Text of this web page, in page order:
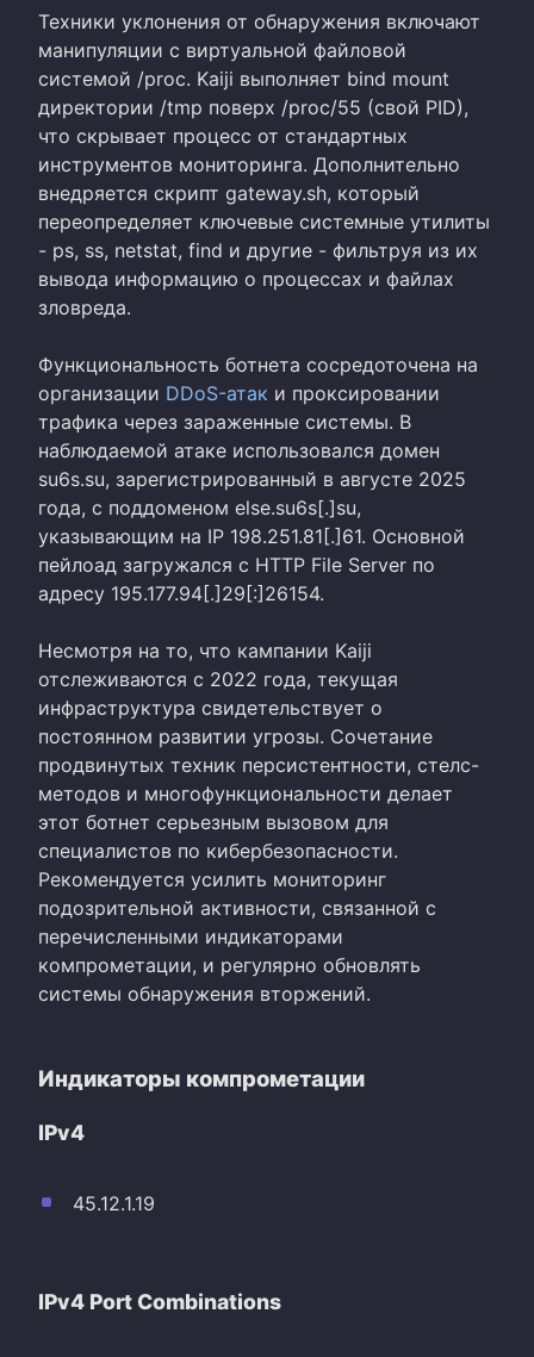
Техники уклонения от обнаружения включают
манипуляции с виртуальной файловой
системой /proc. Kaiji выполняет bind mount
директории /tmp поверх /proc/55 (свой PID),
что скрывает процесс от стандартных
инструментов мониторинга. Дополнительно
внедряется скрипт gateway.sh, который
переопределяет ключевые системные утилиты
- ps, ss, netstat, find и другие - фильтруя из их
вывода информацию о процессах и файлах
зловреда.
Функциональность ботнета сосредоточена на
организации DDoS-атак и проксировании
трафика через зараженные системы. В
наблюдаемой атаке использовался домен
su6s.su, зарегистрированный в августе 2025
года, с поддоменом else.su6s[.]su,
указывающим на IP 198.251.81[.]61. Основной
пейлоад загружался с HTTP File Server по
адресу 195.177.94[.]29[:]26154.
Несмотря на то, что кампании Kaiji
отслеживаются с 2022 года, текущая
инфраструктура свидетельствует о
постоянном развитии угрозы. Сочетание
продвинутых техник персистентности, стелс-
методов и многофункциональности делает
этот ботнет серьезным вызовом для
специалистов по кибербезопасности.
Рекомендуется усилить мониторинг
подозрительной активности, связанной с
перечисленными индикаторами
компрометации, и регулярно обновлять
системы обнаружения вторжений.
Индикаторы компрометации
IPv4
45.12.1.19
IPv4 Port Combinations